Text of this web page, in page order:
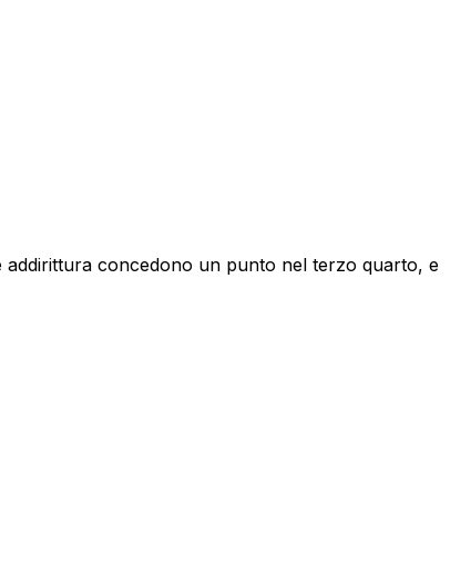
addirittura concedono un punto nel terzo quarto, e